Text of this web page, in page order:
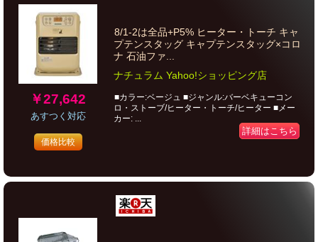
￥27,642
あすつく対応
価格比較
8/1-2は全品+P5% ヒーター・トーチ キャ
プテンスタッグ キャプテンスタッグ×コロ
ナ 石油ファ...
ナチュラム Yahoo!ショッピング店
■カラー:ベージュ ■ジャンル:バーベキューコン
ロ・ストーブ/ヒーター・トーチ/ヒーター ■メー
カー: ...
詳細はこちら